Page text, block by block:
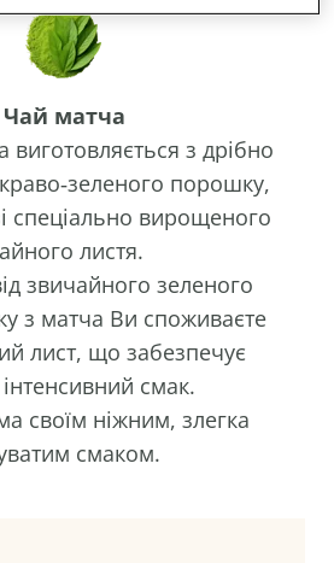
Чай матча
з дрібно
порошку,
спеціально вирощеного
листя.
звичайного зеленого
з матча Ви споживаєте
лист, що забезпечує
смак.
своїм ніжним, злегка
смаком.